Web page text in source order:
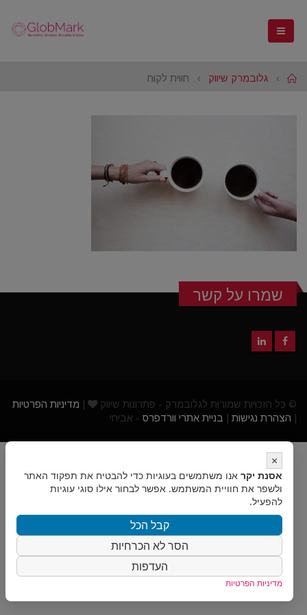
Home
גלובמרק שיווק חווית לקוח
שמרו על קשר
© כל הזכויות שמורות לגלובמרק - פתרונות שיווק
מדיניות הפרטיות
הצהרת נגישות בניית אתרי וורדפרס - אביחי
×
אסנת יקר אנו משתמשים בעוגיות כדי להבטיח את תפקוד האתר
ולשפר את חוויית המשתמש. אפשר לבחור אילו סוגי עוגיות
להפעיל.
קבל הכל
הסר לא הכרחיות
העדפות
מדיניות הפרטיות